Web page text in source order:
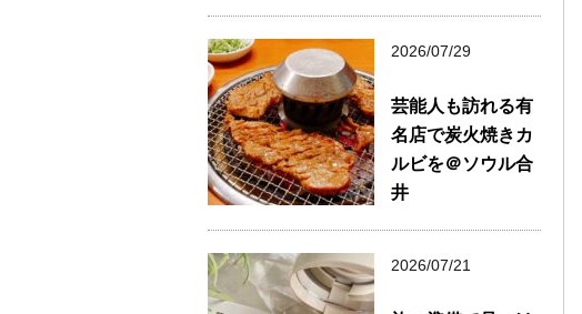
2026/07/29
芸能人も訪れる有
名店で炭火焼きカ
ルビを＠ソウル合
井
2026/07/21